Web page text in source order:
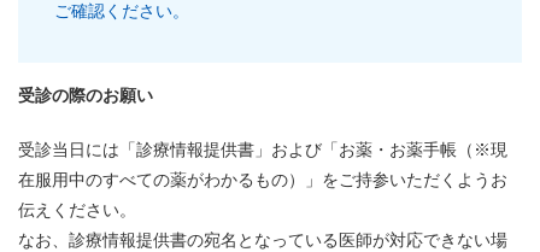
ご確認ください。
受診の際のお願い
受診当日には「診療情報提供書」および「お薬・お薬手帳（※現
在服用中のすべての薬がわかるもの）」をご持参いただくようお
伝えください。
なお、診療情報提供書の宛名となっている医師が対応できない場